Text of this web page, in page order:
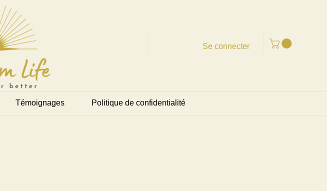
Se connecter
Témoignages Politique de confidentialité